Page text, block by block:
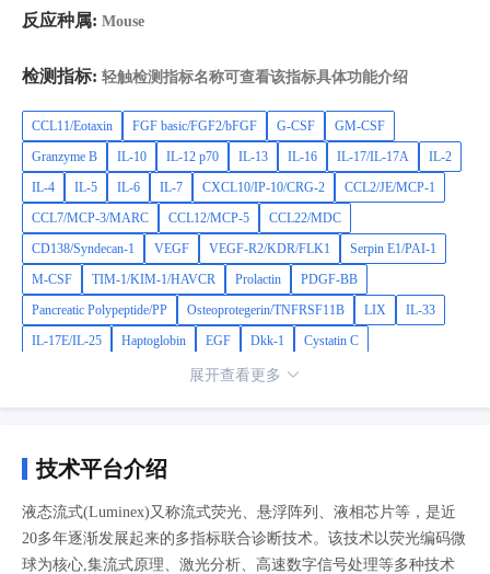
12,HGF,CD105/Endoglin,CXCL16,Angiopoietin-
27,IL-3,beta-NGF,CCL3/MIP-1 alpha,CCL4/MIP-1 beta,IFN-
gamma,IL-1 alpha/IL-1F1,IL-1 beta/IL-1F2,CCL19/MIP-3
beta,CCL20/MIP-3 alpha,Proprotein Convertase
9/PCSK9,S100A8,CXCL1/GRO alpha/KC/CINC-
1,CXCL2/GRO beta/MIP-2/CINC-3,CXCL12/SDF-1 alpha,IL-
6R alpha,TNF-alpha,MMP-3,MMP-9
反应种属: Mouse
检测指标: 轻触检测指标名称可查看该指标具体功能介绍
CCL11/Eotaxin FGF basic/FGF2/bFGF G-CSF
GM-CSF
Granzyme B
IL-10 IL-12 p70 IL-13 IL-16 IL-17/IL-17A
IL-2
IL-4
IL-5 IL-6 IL-7 CXCL10/IP-10/CRG-2
CCL2/JE/MCP-1
CCL7/MCP-3/MARC
CCL12/MCP-5
CCL22/MDC
CD138/Syndecan-1
VEGF VEGF-R2/KDR/FLK1
Serpin E1/PAI-1
M-CSF
TIM-1/KIM-1/HAVCR Prolactin
PDGF-BB
Pancreatic Polypeptide/PP
Osteoprotegerin/TNFRSF11B LIX
IL-33
IL-17E/IL-25
Haptoglobin EGF Dkk-1
Cystatin C
FGF-21 Adiponectin/Acrp30
TRANCE/TNFSF11/RANK L
Podocalyxin
PDGF-AB
LDLR
IGF-I/IGF-1 IGFBP-3 IGFBP-1
GDF-15
展开查看更多
技术平台介绍
液态流式(Luminex)又称流式荧光、悬浮阵列、液相芯片等，是近
20多年逐渐发展起来的多指标联合诊断技术。该技术以荧光编码微
球为核心,集流式原理、激光分析、高速数字信号处理等多种技术